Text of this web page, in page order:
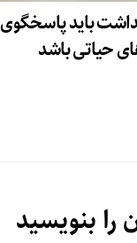
باید پاسخگوی
حیاتی باشد
را بنویسید